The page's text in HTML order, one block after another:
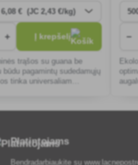
+ Į krepšelį
trąšos su guana be
būdu pagamintų sudedamųjų
tinka universaliam
−
Platintojams
Bendradarbiaukite su